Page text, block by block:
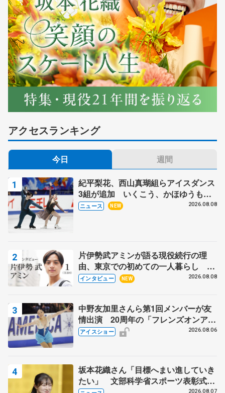
アクセスランキング
今日 週間
紀平梨花、西山真瑚組らアイスダンス
3組が追加 いくこう、かほゆうも、
木下グループ杯
ニュース NEW 2026.08.08
片伊勢武アミンが語る現役続行の理
由、東京での初めての一人暮らし 注
目スケーターの「今」に迫る
インタビュー NEW 2026.08.08
中野友加里さんら第1回メンバーが友
情出演 20周年の「フレンズオンアイ
ス」 宮本賢二さん、有川梨絵さん、
アイスショー 2026.08.06
坂本花織さん「目標へまい進していき
たい」 文部科学省スポーツ表彰式で
2026.08.07